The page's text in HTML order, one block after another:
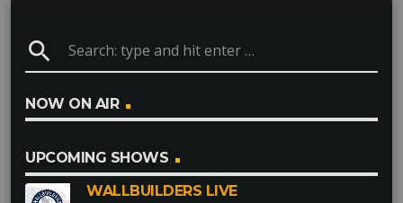
search
NOW ON AIR
UPCOMING SHOWS
WALLBUILDERS LIVE